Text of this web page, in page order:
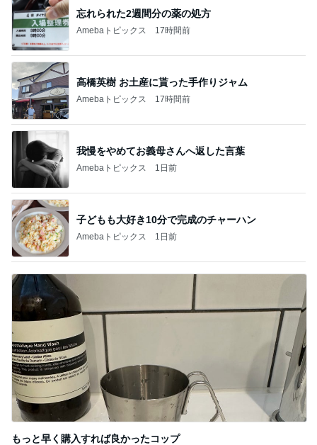
忘れられた2週間分の薬の処方
Amebaトピックス 17時間前
高橋英樹 お土産に貰った手作りジャム
Amebaトピックス 17時間前
我慢をやめてお義母さんへ返した言葉
Amebaトピックス 1日前
子どもも大好き10分で完成のチャーハン
Amebaトピックス 1日前
もっと早く購入すれば良かったコップ